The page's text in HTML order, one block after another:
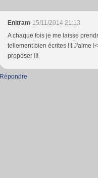
Enitram 15/11/2014 21:13
A chaque fois je me laisse
tellement bien écrites !!! J'aime
proposer !!!
Répondre